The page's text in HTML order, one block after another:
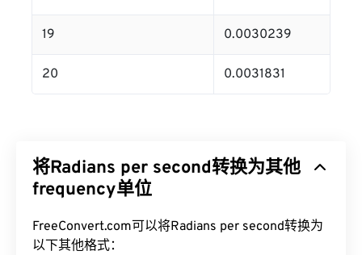
19 0.0030239
20 0.0031831
将Radians per second转换为其他
frequency单位
FreeConvert.com可以将Radians per second转换为
以下其他格式：